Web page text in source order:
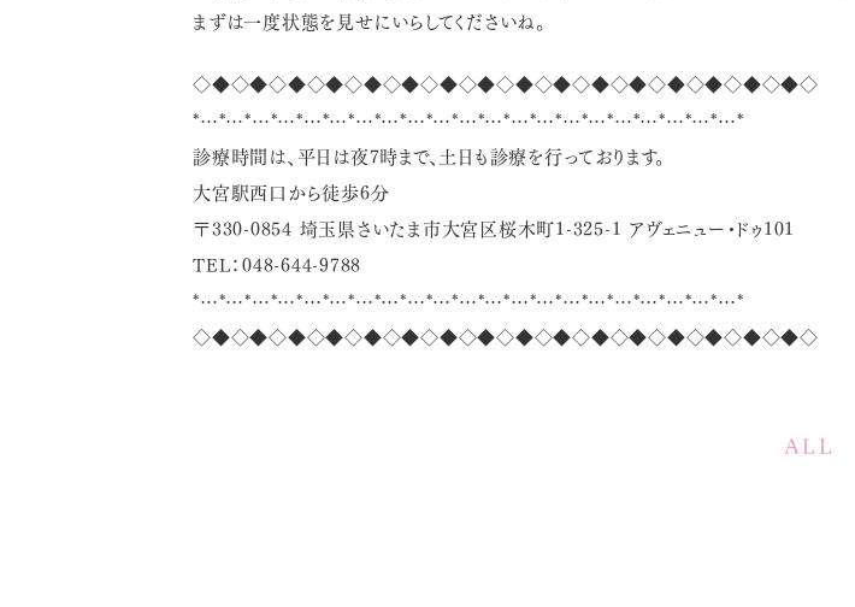
まずは一度状態を見せにいらしてくださいね。
◇◆◇◆◇◆◇◆◇◆◇◆◇◆◇◆◇◆◇◆◇◆◇◆◇◆◇◆◇◆◇◆◇
*…*…*…*…*…*…*…*…*…*…*…*…*…*…*…*…*…*…*…*…*…*
診療時間は、平日は夜7時まで、土日も診療を行っております。
大宮駅西口から徒歩6分
〒330-0854 埼玉県さいたま市大宮区桜木町1-325-1 アヴェニュー・ドゥ101
TEL：048-644-9788
*…*…*…*…*…*…*…*…*…*…*…*…*…*…*…*…*…*…*…*…*…*
◇◆◇◆◇◆◇◆◇◆◇◆◇◆◇◆◇◆◇◆◇◆◇◆◇◆◇◆◇◆◇◆◇
ALL